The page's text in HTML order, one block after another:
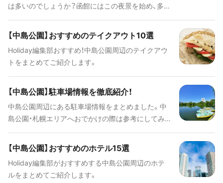
は多いのでしょうか？函館にはこの夜景を始め、多く
ち早く取り入れ、現在でも西欧の建物が多く存在し
ている函館は、日本でありながらも異国情緒が漂い
ます。 今回は、そんな函館の魅力はもちろん、ご当地
グルメやアクセス情報まで徹底解説します！
【中島公園】おすすめのテイクアウト10選
Holiday編集部おすすめ！中島公園周辺のテイクアウ
トをまとめてご紹介します。
【中島公園】駐車場情報を徹底紹介！
中島公園周辺にある駐車場情報をまとめました。中
島公園・札幌エリアへおでかけの際は参考にしてみ
【中島公園】おすすめのホテル15選
Holiday編集部がおすすめする中島公園周辺のホテ
ルをまとめてご紹介します。